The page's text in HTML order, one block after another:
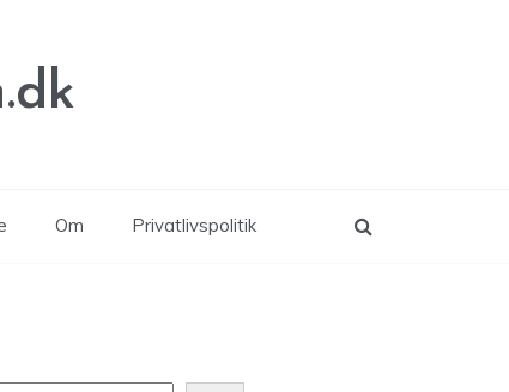
Om Privatlivspolitik